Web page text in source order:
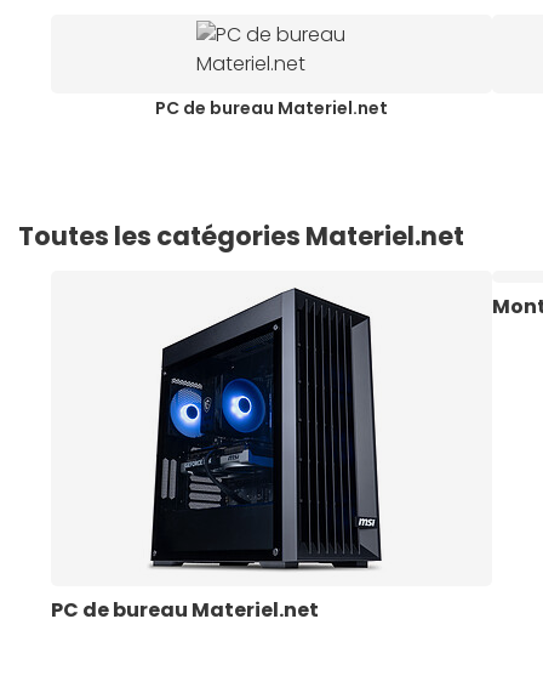
PC de bureau Materiel.net
Toutes les catégories Materiel.net
PC de bureau Materiel.net